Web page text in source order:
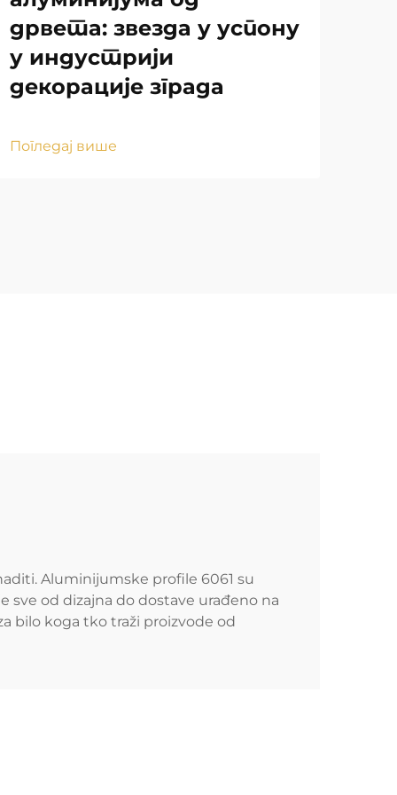
дрвета: звезда у успону
у индустрији
декорације зграда
Погледај више
Aluminijumske profile 6061 su
sve od dizajna do dostave urađeno na
bilo koga tko traži proizvode od